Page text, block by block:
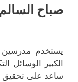
صباح السالم
يستخدم مدرسين
الكبير الوسائل
ساعد على تحقيق